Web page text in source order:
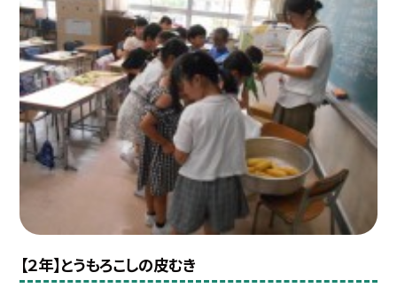
【２年】とうもろこしの皮むき